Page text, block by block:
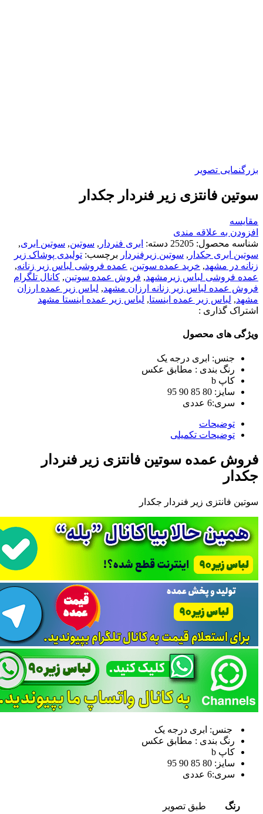
بزرگنمایی تصویر
سوتین فانتزی زیر فنردار جکدار
مقایسه
افزودن به علاقه مندی
شناسه محصول: 25205 دسته: ابری فنردار , سوتین, سوتین ابری,
سوتین ابری جکدار , سوتین زیرفنردار برچسب: تولیدی پوشاک زیر
زنانه در مشهد, خرید عمده سوتین, عمده فروشی لباس زير زنانه,
عمده فروشی لباس زیرمشهد, فروش عمده سوتین, کانال تلگرام
فروش عمده لباس زير زنانه ارزان مشهد, لباس زير عمده ارزان
مشهد, لباس زير عمده اينستا, لباس زير عمده اينستا مشهد
اشتراک گذاری :
ویژگی های محصول
جنس: ابری درجه یک
رنگ بندی : مطابق عکس
کاپ b
سایز: 80 85 90 95
سری:6 عددی
توضیحات
توضیحات تکمیلی
فروش عمده سوتین فانتزی زیر فنردار
جکدار
سوتین فانتزی زیر فنردار جکدار
جنس: ابری درجه یک
رنگ بندی : مطابق عکس
کاپ b
سایز: 80 85 90 95
سری:6 عددی
رنگ طبق تصویر